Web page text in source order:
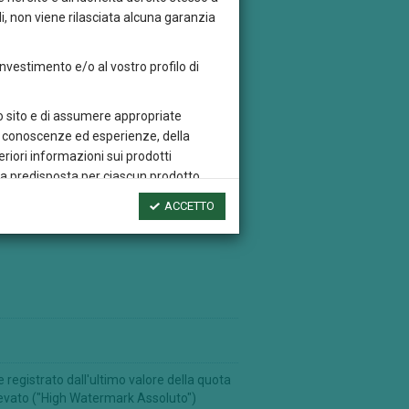
registrato dall'ultimo valore della quota
("High Watermark Assoluto")
non viene rilasciata alcuna garanzia
e/o al vostro profilo di
e di assumere appropriate
ed esperienze, della
informazioni sui prodotti
predisposta per ciascun prodotto
risultati futuri, né costituiscono una
e della variazione del tasso di
web esterno, quest’ultimo non deve
Sicav
ACCETTO